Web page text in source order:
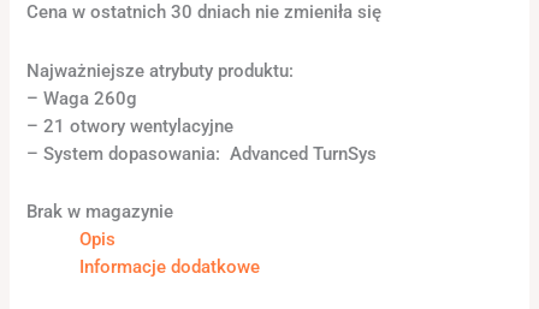
Cena w ostatnich 30 dniach nie zmieniła się
Najważniejsze atrybuty produktu:
– Waga 260g
– 21 otwory wentylacyjne
– System dopasowania: Advanced TurnSys
Brak w magazynie
Opis
Informacje dodatkowe